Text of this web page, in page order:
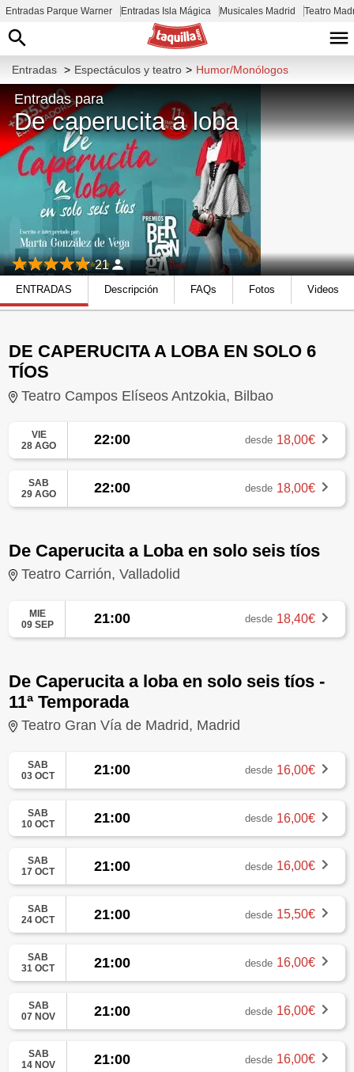
Entradas Parque Warner Entradas Isla Mágica Musicales Madrid Teatro
Entradas > Espectáculos y teatro > Humor/Monólogos
Entradas para
De caperucita a loba
21
ENTRADAS Descripción FAQs Fotos Videos
DE CAPERUCITA A LOBA EN SOLO 6
TÍOS
Teatro Campos Elíseos Antzokia, Bilbao
VIE
28 AGO
22:00 desde 18,00€
SAB
29 AGO
22:00 desde 18,00€
De Caperucita a Loba en solo seis tíos
Teatro Carrión, Valladolid
MIE
09 SEP
21:00 desde 18,40€
De Caperucita a loba en solo seis tíos -
11ª Temporada
Teatro Gran Vía de Madrid, Madrid
SAB
03 OCT
21:00 desde 16,00€
SAB
10 OCT
21:00 desde 16,00€
SAB
17 OCT
21:00 desde 16,00€
SAB
24 OCT
21:00 desde 15,50€
SAB
31 OCT
21:00 desde 16,00€
SAB
07 NOV
21:00 desde 16,00€
SAB
14 NOV
21:00 desde 16,00€